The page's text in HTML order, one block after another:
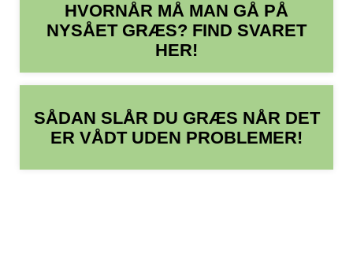
HVORNÅR MÅ MAN GÅ PÅ
NYSÅET GRÆS? FIND SVARET
HER!
SÅDAN SLÅR DU GRÆS NÅR DET
ER VÅDT UDEN PROBLEMER!